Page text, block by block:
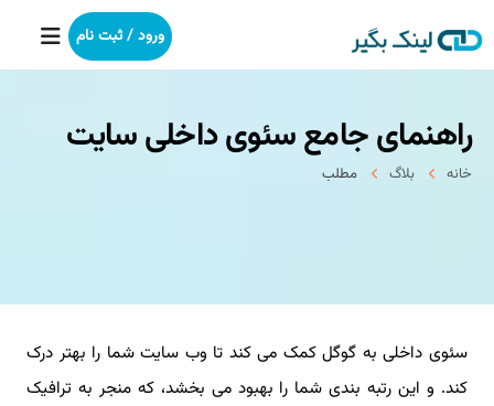
خانه
بکلینک
خدمات ما
درباره ما
ورود / ثبت نام
راهنمای جامع سئوی داخلی سایت
خانه بلاگ مطلب
سئوی داخلی به گوگل کمک می کند تا وب سایت شما را بهتر درک
کند. و این رتبه بندی شما را بهبود می بخشد، که منجر به ترافیک